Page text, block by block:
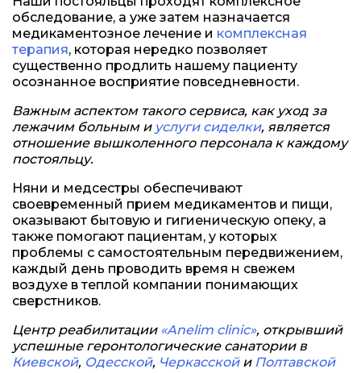
обследование, а уже затем назначается
медикаментозное лечение и комплексная
терапия, которая нередко позволяет
существенно продлить нашему пациенту
осознанное восприятие повседневности.
Важным аспектом такого сервиса, как уход за
лежачим больным и услуги сиделки, является
отношение вышколенного персонала к каждому
постояльцу.
Няни и медсестры обеспечивают
своевременный прием медикаментов и пищи,
оказывают бытовую и гигиеническую опеку, а
также помогают пациентам, у которых
проблемы с самостоятельным передвижением,
каждый день проводить время н свежем
воздухе в теплой компании понимающих
сверстников.
Центр реабилитации «Anelim clinic», открывший
успешные геронтологические санатории в
Киевской, Одесской, Черкасскойи Полтавской